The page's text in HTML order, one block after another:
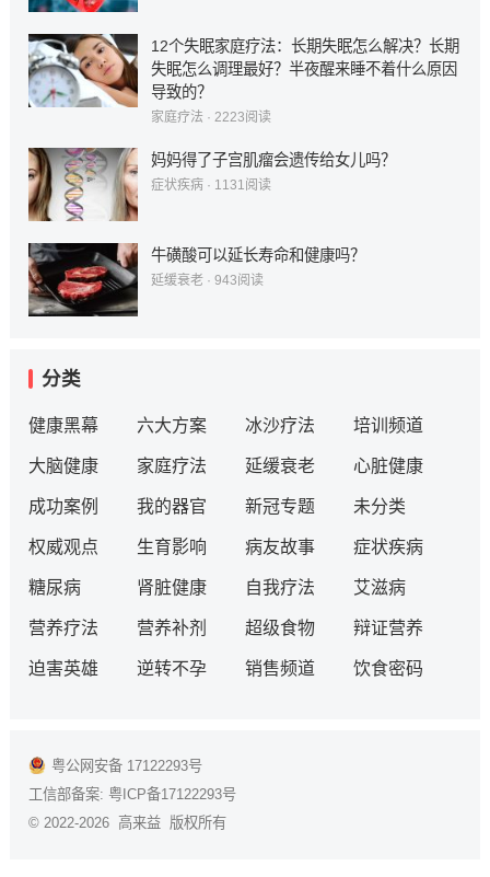
12个失眠家庭疗法：长期失眠怎么解决？长期
失眠怎么调理最好？半夜醒来睡不着什么原因
导致的？
家庭疗法 · 2223阅读
妈妈得了子宫肌瘤会遗传给女儿吗？
症状疾病· 1131阅读
牛磺酸可以延长寿命和健康吗？
延缓衰老· 943阅读
分类
健康黑幕 六大方案 冰沙疗法 培训频道
大脑健康 家庭疗法 延缓衰老 心脏健康
成功案例 我的器官 新冠专题 未分类
权威观点 生育影响 病友故事 症状疾病
糖尿病 肾脏健康 自我疗法 艾滋病
营养疗法 营养补剂 超级食物 辩证营养
迫害英雄 逆转不孕 销售频道 饮食密码
粤公网安备 17122293号
工信部备案: 粤ICP备17122293号
© 2022-2026 高来益 版权所有